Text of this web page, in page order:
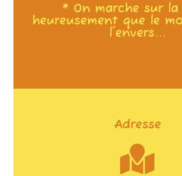
* On marche sur
heureusement que le
l'envers...
Adresse